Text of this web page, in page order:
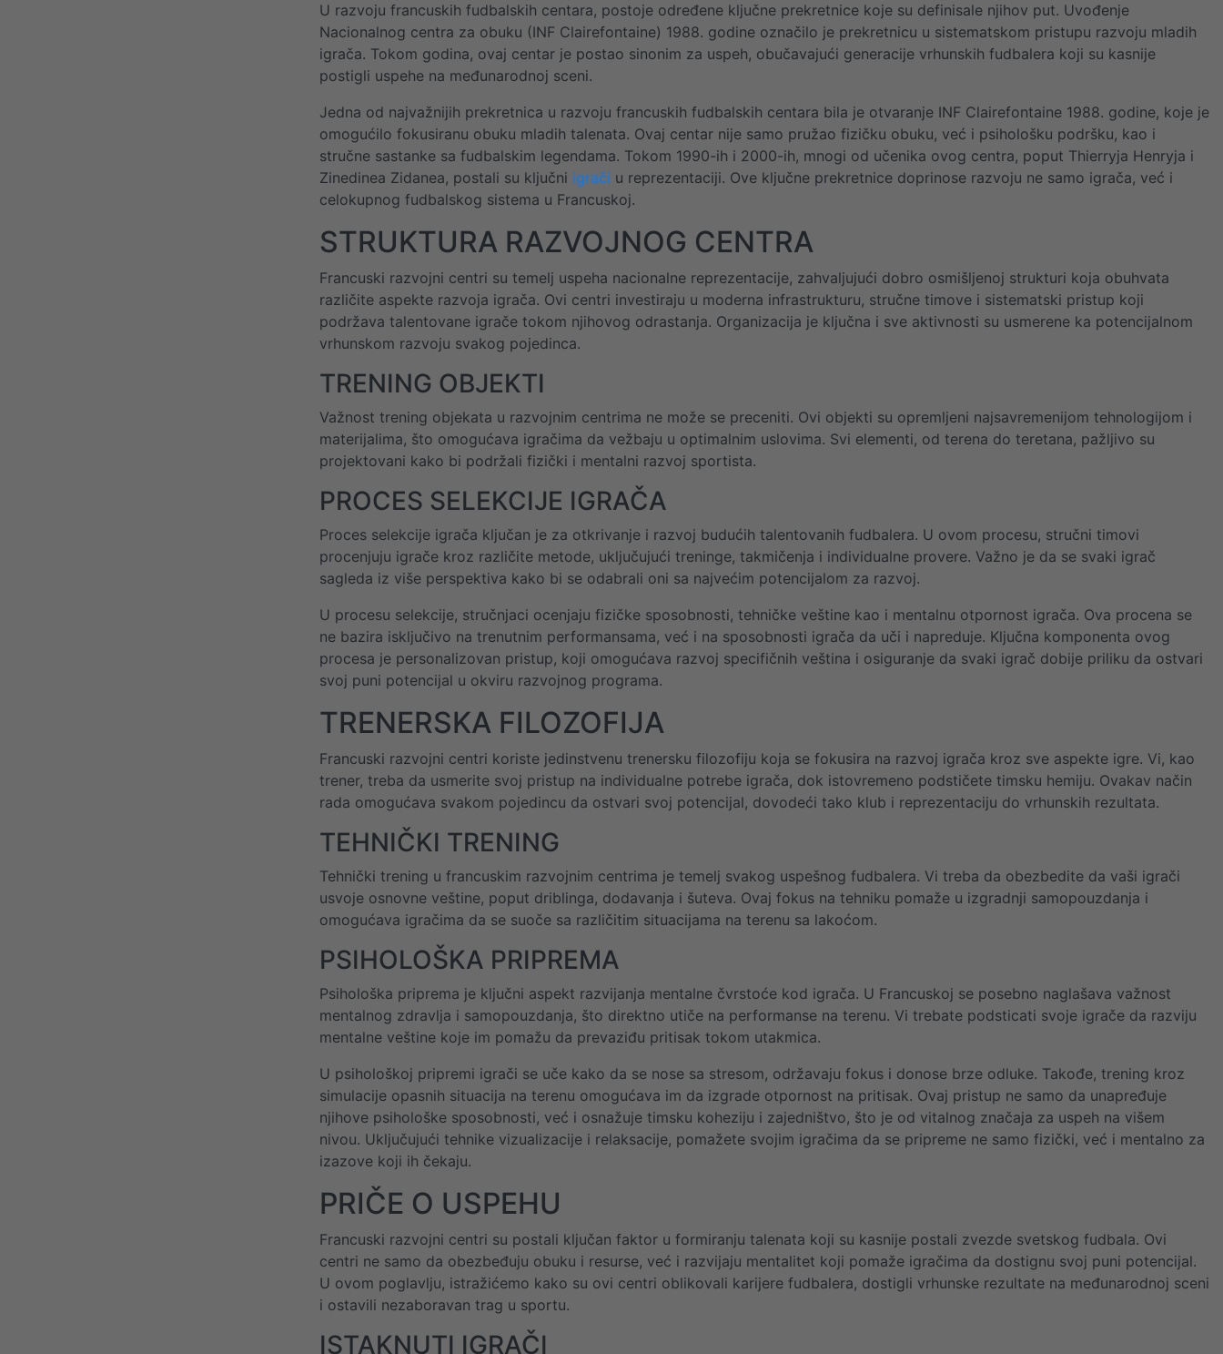
U razvoju francuskih fudbalskih centara, postoje određene ključne prekretnice koje su definisale njihov put. Uvođenje
Nacionalnog centra za obuku (INF Clairefontaine) 1988. godine označilo je prekretnicu u sistematskom pristupu razvoju mladih
igrača. Tokom godina, ovaj centar je postao sinonim za uspeh, obučavajući generacije vrhunskih fudbalera koji su kasnije
postigli uspehe na međunarodnoj sceni.
Jedna od najvažnijih prekretnica u razvoju francuskih fudbalskih centara bila je otvaranje INF Clairefontaine 1988. godine, koje je
omogućilo fokusiranu obuku mladih talenata. Ovaj centar nije samo pružao fizičku obuku, već i psihološku podršku, kao i
stručne sastanke sa fudbalskim legendama. Tokom 1990-ih i 2000-ih, mnogi od učenika ovog centra, poput Thierryja Henryja i
Zinedinea Zidanea, postali su ključni igrači u reprezentaciji. Ove ključne prekretnice doprinose razvoju ne samo igrača, već i
celokupnog fudbalskog sistema u Francuskoj.
STRUKTURA RAZVOJNOG CENTRA
Francuski razvojni centri su temelj uspeha nacionalne reprezentacije, zahvaljujući dobro osmišljenoj strukturi koja obuhvata
različite aspekte razvoja igrača. Ovi centri investiraju u moderna infrastrukturu, stručne timove i sistematski pristup koji
podržava talentovane igrače tokom njihovog odrastanja. Organizacija je ključna i sve aktivnosti su usmerene ka potencijalnom
vrhunskom razvoju svakog pojedinca.
TRENING OBJEKTI
Važnost trening objekata u razvojnim centrima ne može se preceniti. Ovi objekti su opremljeni najsavremenijom tehnologijom i
materijalima, što omogućava igračima da vežbaju u optimalnim uslovima. Svi elementi, od terena do teretana, pažljivo su
projektovani kako bi podržali fizički i mentalni razvoj sportista.
PROCES SELEKCIJE IGRAČA
Proces selekcije igrača ključan je za otkrivanje i razvoj budućih talentovanih fudbalera. U ovom procesu, stručni timovi
procenjuju igrače kroz različite metode, uključujući treninge, takmičenja i individualne provere. Važno je da se svaki igrač
sagleda iz više perspektiva kako bi se odabrali oni sa najvećim potencijalom za razvoj.
U procesu selekcije, stručnjaci ocenjaju fizičke sposobnosti, tehničke veštine kao i mentalnu otpornost igrača. Ova procena se
ne bazira isključivo na trenutnim performansama, već i na sposobnosti igrača da uči i napreduje. Ključna komponenta ovog
procesa je personalizovan pristup, koji omogućava razvoj specifičnih veština i osiguranje da svaki igrač dobije priliku da ostvari
svoj puni potencijal u okviru razvojnog programa.
TRENERSKA FILOZOFIJA
Francuski razvojni centri koriste jedinstvenu trenersku filozofiju koja se fokusira na razvoj igrača kroz sve aspekte igre. Vi, kao
trener, treba da usmerite svoj pristup na individualne potrebe igrača, dok istovremeno podstičete timsku hemiju. Ovakav način
rada omogućava svakom pojedincu da ostvari svoj potencijal, dovodeći tako klub i reprezentaciju do vrhunskih rezultata.
TEHNIČKI TRENING
Tehnički trening u francuskim razvojnim centrima je temelj svakog uspešnog fudbalera. Vi treba da obezbedite da vaši igrači
usvoje osnovne veštine, poput driblinga, dodavanja i šuteva. Ovaj fokus na tehniku pomaže u izgradnji samopouzdanja i
omogućava igračima da se suoče sa različitim situacijama na terenu sa lakoćom.
PSIHOLOŠKA PRIPREMA
Psihološka priprema je ključni aspekt razvijanja mentalne čvrstoće kod igrača. U Francuskoj se posebno naglašava važnost
mentalnog zdravlja i samopouzdanja, što direktno utiče na performanse na terenu. Vi trebate podsticati svoje igrače da razviju
mentalne veštine koje im pomažu da prevaziđu pritisak tokom utakmica.
U psihološkoj pripremi igrači se uče kako da se nose sa stresom, održavaju fokus i donose brze odluke. Takođe, trening kroz
simulacije opasnih situacija na terenu omogućava im da izgrade otpornost na pritisak. Ovaj pristup ne samo da unapređuje
njihove psihološke sposobnosti, već i osnažuje timsku koheziju i zajedništvo, što je od vitalnog značaja za uspeh na višem
nivou. Uključujući tehnike vizualizacije i relaksacije, pomažete svojim igračima da se pripreme ne samo fizički, već i mentalno za
izazove koji ih čekaju.
PRIČE O USPEHU
Francuski razvojni centri su postali ključan faktor u formiranju talenata koji su kasnije postali zvezde svetskog fudbala. Ovi
centri ne samo da obezbeđuju obuku i resurse, već i razvijaju mentalitet koji pomaže igračima da dostignu svoj puni potencijal.
U ovom poglavlju, istražićemo kako su ovi centri oblikovali karijere fudbalera, dostigli vrhunske rezultate na međunarodnoj sceni
i ostavili nezaboravan trag u sportu.
ISTAKNUTI IGRAČI